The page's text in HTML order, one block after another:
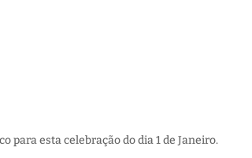
para esta celebração do dia 1 de Janeiro.